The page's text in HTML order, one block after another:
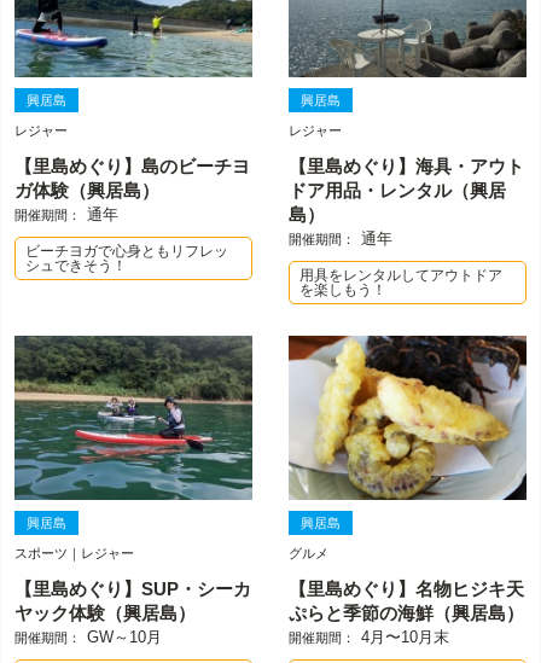
興居島
レジャー
【里島めぐり】島のビーチヨ
ガ体験（興居島）
開催期間： 通年
ビーチヨガで心身ともリフレッ
シュできそう！
興居島
レジャー
【里島めぐり】海具・アウト
ドア用品・レンタル（興居
島）
開催期間： 通年
用具をレンタルしてアウトドア
を楽しもう！
興居島
スポーツ｜レジャー
【里島めぐり】SUP・シーカ
ヤック体験（興居島）
開催期間： GW～10月
興居島
グルメ
【里島めぐり】名物ヒジキ天
ぷらと季節の海鮮（興居島）
開催期間： 4月〜10月末